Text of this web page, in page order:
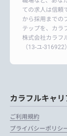
ての求人は信頼
から採用までの
テップを、カラ
株式会社カラフ
（13-ユ-316922）
カラフルキャ
ご利用規約
プライバシーポリシ